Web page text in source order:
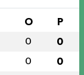
O P
0 0
0 0